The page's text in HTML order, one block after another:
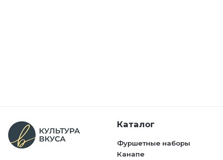
Каталог
Фуршетные наборы
Канапе